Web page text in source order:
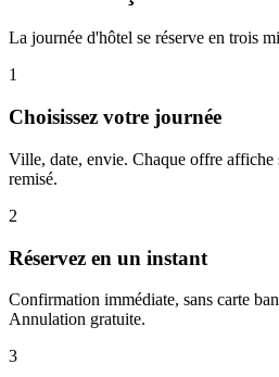
La journée d'hôtel se réserve en trois
1
Choisissez votre journée
Ville, date, envie. Chaque offre affiche
remisé.
2
Réservez en un instant
Confirmation immédiate, sans carte
Annulation gratuite.
3